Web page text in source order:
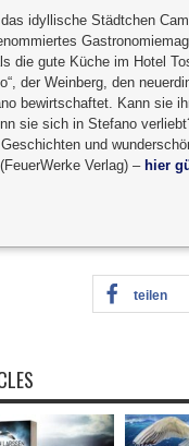
idyllische Städtchen
die gute Küche im Hotel
der Weinberg, den
bewirtschaftet. Kann sie
sie sich in Stefano
und
Verlag) – hier
teilen